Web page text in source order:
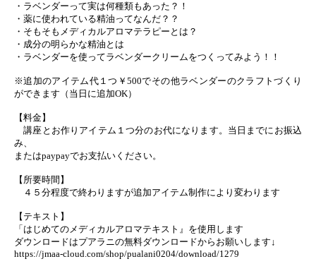
・ラベンダーって実は何種類もあった？！
・薬に使われている精油ってなんだ？？
・そもそもメディカルアロマテラピーとは？
・成分の明らかな精油とは
・ラベンダーを使ってラベンダークリームをつくってみよう！！
※追加のアイテム代１つ￥500でその他ラベンダーのクラフトづくり
ができます（当日に追加OK）
【料金】
講座とお作りアイテム１つ分のお代になります。当日までにお振込
み、
またはpaypayでお支払いください。
【所要時間】
４５分程度で終わりますが追加アイテム制作により変わります
【テキスト】
「はじめてのメディカルアロマテキスト』を使用します
ダウンロードはプアラニの無料ダウンロードからお願いします↓
https://jmaa-cloud.com/shop/pualani0204/download/1279